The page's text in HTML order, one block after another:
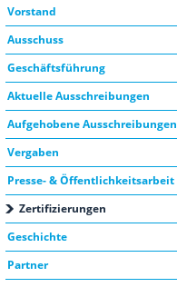
Vorstand
Ausschuss
Geschäftsführung
Aktuelle Ausschreibungen
Aufgehobene Ausschreibungen
Vergaben
Presse- & Öffentlichkeitsarbeit
Zertifizierungen
Geschichte
Partner